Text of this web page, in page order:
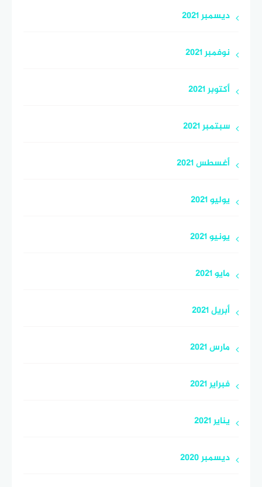
ديسمبر 2021
نوفمبر 2021
أكتوبر 2021
سبتمبر 2021
أغسطس 2021
يوليو 2021
يونيو 2021
مايو 2021
أبريل 2021
مارس 2021
فبراير 2021
يناير 2021
ديسمبر 2020